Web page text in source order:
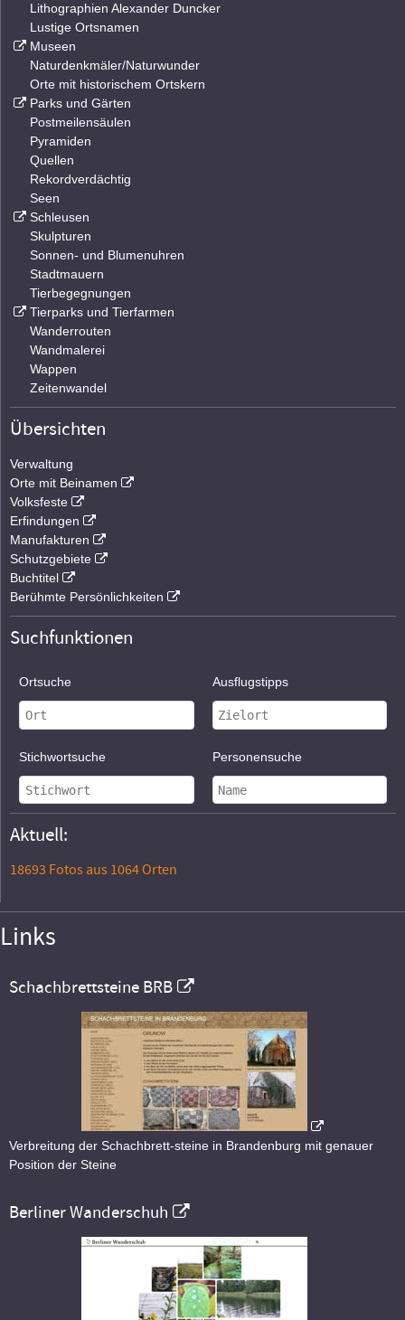
Lithographien Alexander Duncker
Lustige Ortsnamen
Museen
Naturdenkmäler/Naturwunder
Orte mit historischem Ortskern
Parks und Gärten
Postmeilensäulen
Pyramiden
Quellen
Rekordverdächtig
Seen
Schleusen
Skulpturen
Sonnen- und Blumenuhren
Stadtmauern
Tierbegegnungen
Tierparks und Tierfarmen
Wanderrouten
Wandmalerei
Wappen
Zeitenwandel
Übersichten
Verwaltung
Orte mit Beinamen
Volksfeste
Erfindungen
Manufakturen
Schutzgebiete
Buchtitel
Berühmte Persönlichkeiten
Suchfunktionen
Ortsuche Ausflugstipps
Stichwortsuche Personensuche
Aktuell:
18693 Fotos aus 1064 Orten
Links
Schachbrettsteine BRB
Verbreitung der Schachbrett-steine in Brandenburg mit genauer
Position der Steine
Berliner Wanderschuh